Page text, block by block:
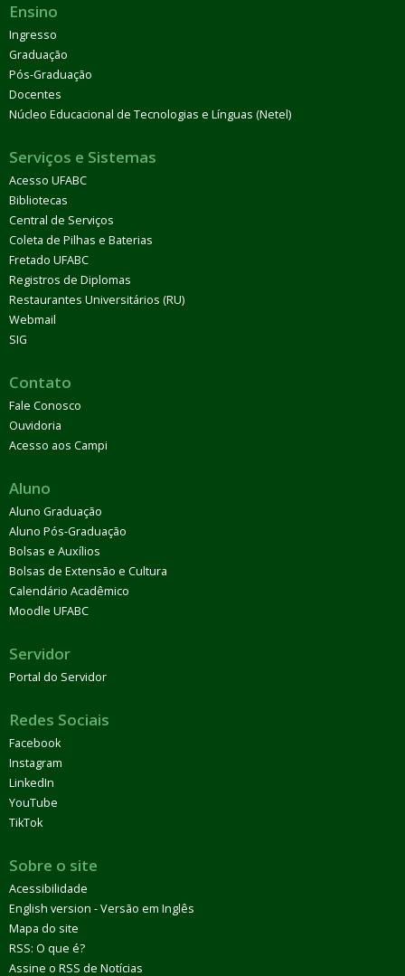
Ensino
Ingresso
Graduação
Pós-Graduação
Docentes
Núcleo Educacional de Tecnologias e Línguas (Netel)
Serviços e Sistemas
Acesso UFABC
Bibliotecas
Central de Serviços
Coleta de Pilhas e Baterias
Fretado UFABC
Registros de Diplomas
Restaurantes Universitários (RU)
Webmail
SIG
Contato
Fale Conosco
Ouvidoria
Acesso aos Campi
Aluno
Aluno Graduação
Aluno Pós-Graduação
Bolsas e Auxílios
Bolsas de Extensão e Cultura
Calendário Acadêmico
Moodle UFABC
Servidor
Portal do Servidor
Redes Sociais
Facebook
Instagram
LinkedIn
YouTube
TikTok
Sobre o site
Acessibilidade
English version - Versão em Inglês
Mapa do site
RSS: O que é?
Assine o RSS de Notícias